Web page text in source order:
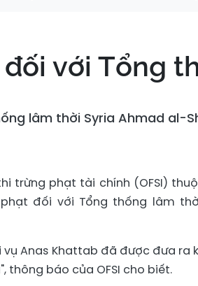
với Tổng
lâm thời Syria Ahmad al-
trừng phạt tài chính (OFSI)
đối với Tổng thống lâm
Anas Khattab đã được đưa ra
thông báo của OFSI cho biết.